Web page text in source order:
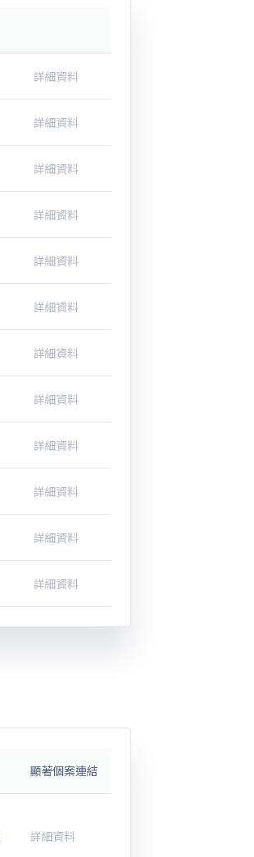
詳細資料
詳細資料
詳細資料
詳細資料
詳細資料
詳細資料
詳細資料
詳細資料
詳細資料
詳細資料
詳細資料
詳細資料
顯著個案連結
詳細資料